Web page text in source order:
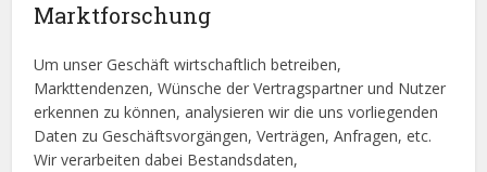
Marktforschung
Um unser Geschäft wirtschaftlich betreiben,
Markttendenzen, Wünsche der Vertragspartner und Nutzer
erkennen zu können, analysieren wir die uns vorliegenden
Daten zu Geschäftsvorgängen, Verträgen, Anfragen, etc.
Wir verarbeiten dabei Bestandsdaten,